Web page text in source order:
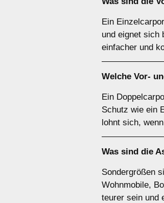
Ein
und eignet sich
einfacher und
Welche Vor-
Ein
Schutz wie ein
lohnt sich,
Was sind die
Sondergrößen
Wohnmobile,
teurer sein und